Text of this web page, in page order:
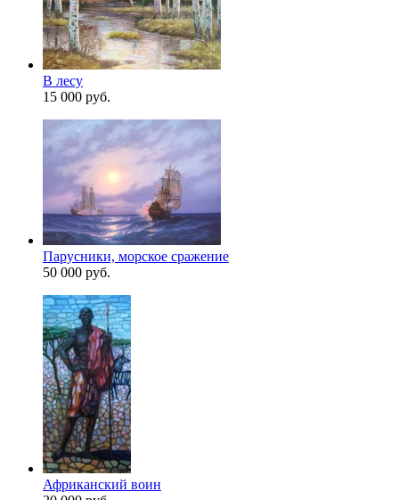
В лесу
15 000 руб.
Парусники, морское сражение
50 000 руб.
Африканский воин